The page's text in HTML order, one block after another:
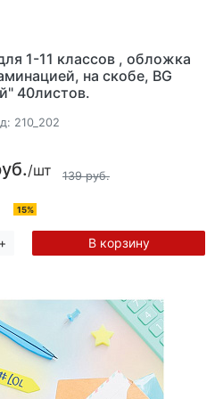
1-11 классов , обложка
на скобе, BG
40листов.
210_202
/шт 139 руб.
15%
+ В корзину